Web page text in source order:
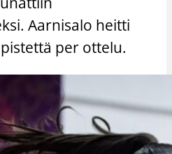
Aarnisalo heitti
per ottelu.